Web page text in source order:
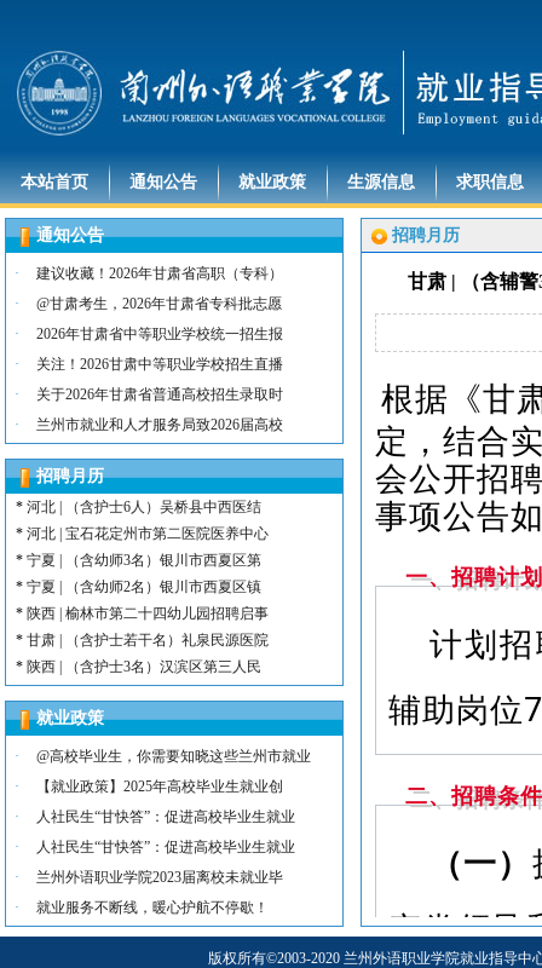
本站首页 通知公告 就业政策 生源信息 求职信息
通知公告
·
建议收藏！2026年甘肃省高职（专科）
·
@甘肃考生，2026年甘肃省专科批志愿
·
2026年甘肃省中等职业学校统一招生报
·
关注！2026甘肃中等职业学校招生直播
·
关于2026年甘肃省普通高校招生录取时
·
兰州市就业和人才服务局致2026届高校
招聘月历
河北 | （含护士15名）唐山康诚医院
*
内蒙古 | （含护士3人）兴安长生肾病
*
宁夏 | （含护士2名）灵武市福灵养老
*陕西丨西安交通大学第一附属医院招聘公告
* 河北 | （含护士6人）吴桥县中西医结
* 河北 | 宝石花定州市第二医院医养中心
* 宁夏 | （含幼师3名）银川市西夏区第
* 宁夏 | （含幼师2名）银川市西夏区镇
* 陕西 | 榆林市第二十四幼儿园招聘启事
* 甘肃 | （含护士若干名）礼泉民源医院
* 陕西 | （含护士3名）汉滨区第三人民
*河北 | （含护士15名）唐山康诚医院
*内蒙古 | （含护士3人）兴安长生肾病
陕西丨西安交通大学第一附属医院招聘公告
河北 | （含护士6人）吴桥县中西医结
*
河北 | 宝石花定州市第二医院医养中心
*
宁夏 | （含幼师3名）银川市西夏区第
*
宁夏 | （含幼师2名）银川市西夏区镇
*陕西 | 榆林市第二十四幼儿园招聘启事
甘肃 | （含护士若干名）礼泉民源医院
就业政策
·
@高校毕业生，你需要知晓这些兰州市就业
·
【就业政策】2025年高校毕业生就业创
·
人社民生“甘快答”：促进高校毕业生就业
·
人社民生“甘快答”：促进高校毕业生就业
·
兰州外语职业学院2023届离校未就业毕
·
就业服务不断线，暖心护航不停歇！
招聘月历
甘肃 | （含辅
根据《甘
定，结合
会公开招
事项公告
一、招聘计划
计划
辅助岗位
二、招聘条件
（一）
产党领导
版权所有©2003-2020 兰州外语职业学院就业指导